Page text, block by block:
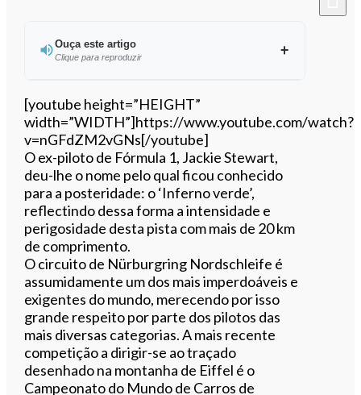
Ouça este artigo
Clique para reproduzir
Ouvir este artigo
[youtube height=”HEIGHT”
width=”WIDTH”]https://www.youtube.com/watch?
v=nGFdZM2vGNs[/youtube]
O ex-piloto de Fórmula 1, Jackie Stewart,
deu-lhe o nome pelo qual ficou conhecido
para a posteridade: o ‘Inferno verde’,
reflectindo dessa forma a intensidade e
perigosidade desta pista com mais de 20 km
de comprimento.
O circuito de Nürburgring Nordschleife é
assumidamente um dos mais imperdoáveis e
exigentes do mundo, merecendo por isso
grande respeito por parte dos pilotos das
mais diversas categorias. A mais recente
competição a dirigir-se ao traçado
desenhado na montanha de Eiffel é o
Campeonato do Mundo de Carros de